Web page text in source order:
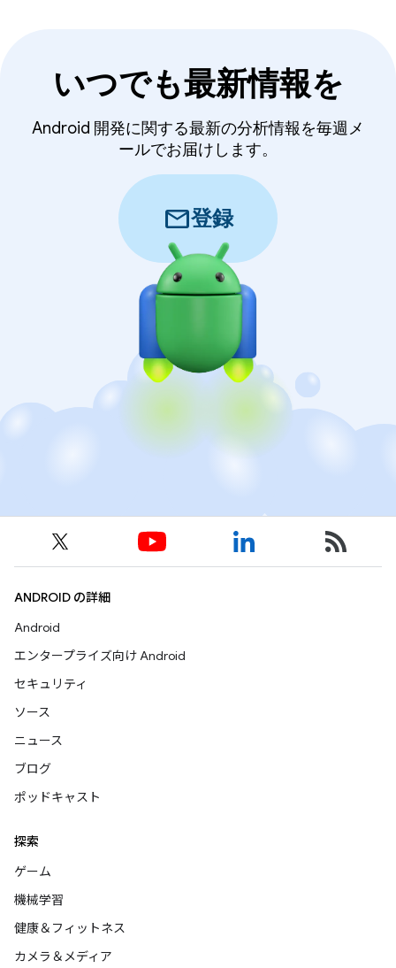
いつでも最新情報を
Android 開発に関する最新の分析情報を毎週メ
ールでお届けします。
mail登録
ANDROID の詳細
Android
エンタープライズ向け Android
セキュリティ
ソース
ニュース
ブログ
ポッドキャスト
探索
ゲーム
機械学習
健康＆フィットネス
カメラ＆メディア